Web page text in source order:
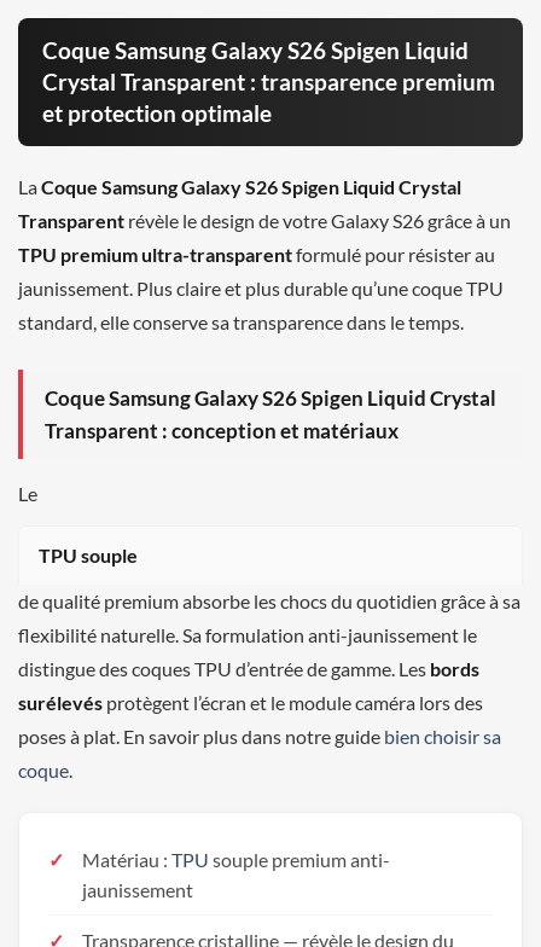
Coque Samsung Galaxy S26 Spigen Liquid
Crystal Transparent : transparence premium
et protection optimale
LaCoque Samsung Galaxy S26 Spigen Liquid Crystal
Transparent révèle le design de votre Galaxy S26 grâce à un
TPU premium ultra-transparentformulé pour résister au
jaunissement. Plus claire et plus durable qu’une coque TPU
standard, elle conserve sa transparence dans le temps.
Coque Samsung Galaxy S26 Spigen Liquid Crystal
Transparent : conception et matériaux
Le
TPU souple
de qualité premium absorbe les chocs du quotidien grâce à sa
flexibilité naturelle. Sa formulation anti-jaunissement le
distingue des coques TPU d’entrée de gamme. Les bords
surélevés protègent l’écran et le module caméra lors des
poses à plat. En savoir plus dans notre guide bien choisir sa
coque
Matériau : TPU souple premium anti-
jaunissement
Transparence cristalline — révèle le design du